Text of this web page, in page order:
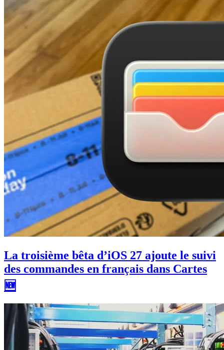
La troisième bêta d’iOS 27 ajoute le suivi
des commandes en français dans Cartes
🆕